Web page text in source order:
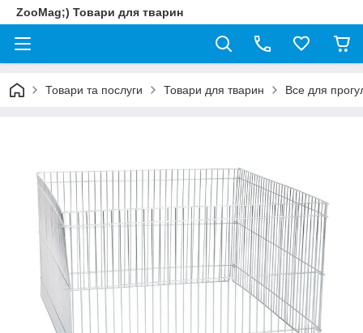
ZooMag;) Товари для тварин
Товари та послуги Товари для тварин Все для